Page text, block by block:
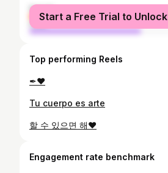
female
male
Start a Free Trial to Unlock
Top performing Reels
✒❤
Tu cuerpo es arte
할 수 있으면 해❤
Engagement rate benchmark